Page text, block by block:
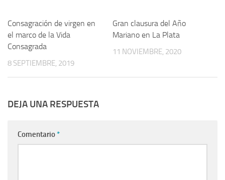
Consagración de virgen en
el marco de la Vida
Consagrada
8 SEPTIEMBRE, 2019
Gran clausura del Año
Mariano en La Plata
11 NOVIEMBRE, 2020
DEJA UNA RESPUESTA
Comentario *